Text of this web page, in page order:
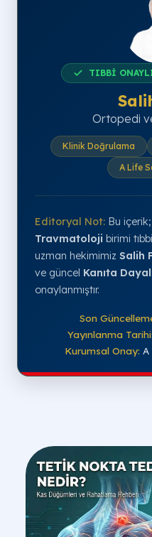
TIBBİ
Ortopedi
Klinik Doğrulama
A Life
Editoryal Not: Bu içerik;
Travmatoloji birimi
uzman hekimimiz Salih
ve güncel Kanıta
onaylanmıştır.
Son
Yayınlanma Tarihi:
Kurumsal Onay: A